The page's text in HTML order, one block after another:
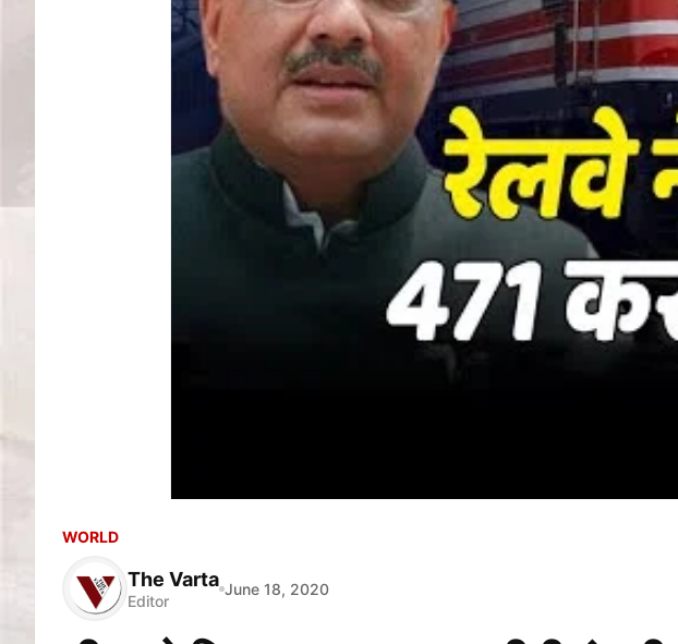
WORLD
The Varta
Editor
June 18, 2020